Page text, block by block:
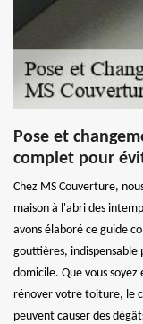
Pose et
complet pour
Chez MS Couverture,
maison à l'abri des
avons élaboré ce guide
gouttières, indispensable
domicile. Que vous
rénover votre toiture, le
peuvent causer des